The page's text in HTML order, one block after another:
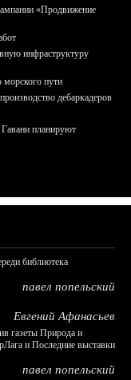
«Продвижение
инфраструктуру
морского пути
дебаркадеров
планируют
библиотека
павел попельский
Евгений Афанасьев
газеты Природа и
и Последние выставки
павел попельский